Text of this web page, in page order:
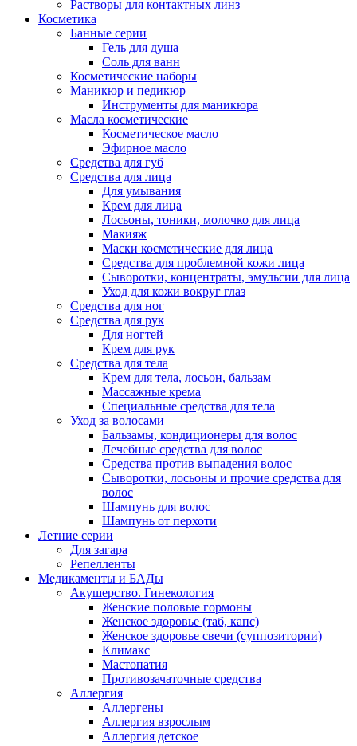
Растворы для контактных линз
Косметика
Банные серии
Гель для душа
Соль для ванн
Косметические наборы
Маникюр и педикюр
Инструменты для маникюра
Масла косметические
Косметическое масло
Эфирное масло
Средства для губ
Средства для лица
Для умывания
Крем для лица
Лосьоны, тоники, молочко для лица
Макияж
Маски косметические для лица
Средства для проблемной кожи лица
Сыворотки, концентраты, эмульсии для лица
Уход для кожи вокруг глаз
Средства для ног
Средства для рук
Для ногтей
Крем для рук
Средства для тела
Крем для тела, лосьон, бальзам
Массажные крема
Специальные средства для тела
Уход за волосами
Бальзамы, кондиционеры для волос
Лечебные средства для волос
Средства против выпадения волос
Сыворотки, лосьоны и прочие средства для
волос
Шампунь для волос
Шампунь от перхоти
Летние серии
Для загара
Репелленты
Медикаменты и БАДы
Акушерство. Гинекология
Женские половые гормоны
Женское здоровье (таб, капс)
Женское здоровье свечи (суппозитории)
Климакс
Мастопатия
Противозачаточные средства
Аллергия
Аллергены
Аллергия взрослым
Аллергия детское